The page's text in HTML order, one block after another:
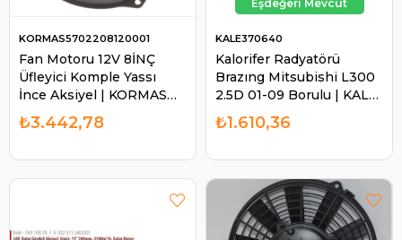
Fan Motoru 12V 8İNÇ
Üfleyici Komple Yassı
İnce Aksiyel | KORMAS
5702208120001
KORMAS5702208120001
₺3.442,78
Kalorifer Radyatörü
Brazıng Mitsubishi L300
2.5D 01-09 Borulu | KALE
370640
KALE370640
₺1.610,36